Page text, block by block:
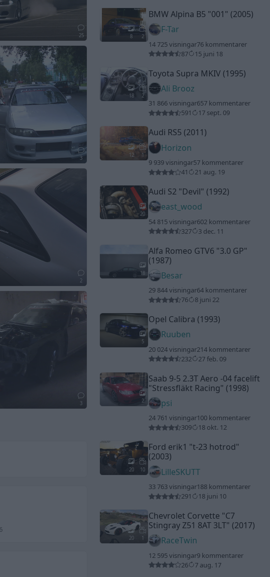
25
3
2
3
8 2
BMW Alpina B5 "001" (2005)
F-Tar
14 725 visningar76 kommentarer
87
15 juni 18
18 2
Toyota Supra MKIV (1995)
Ali Brooz
31 866 visningar657 kommentarer
591
17 sept. 09
12 1
Audi RS5 (2011)
Horizon
9 939 visningar57 kommentarer
41
21 aug. 19
20
Audi S2 "Devil" (1992)
east_wood
54 815 visningar602 kommentarer
327
3 dec. 11
18
Alfa Romeo GTV6 "3.0 GP"
(1987)
Besar
29 844 visningar64 kommentarer
76
8 juni 22
5
Opel Calibra (1993)
Ruuben
20 024 visningar214 kommentarer
232
27 feb. 09
2
Saab 9-5 2.3T Aero -04 facelift
"Stressfläkt Racing" (1998)
psi
24 761 visningar100 kommentarer
309
18 okt. 12
20 10
Ford erik1 "t-23 hotrod"
(2003)
LilleSKUTT
33 763 visningar188 kommentarer
291
18 juni 10
20 1
Chevrolet Corvette "C7
Stingray Z51 8AT 3LT" (2017)
RaceTwin
12 595 visningar9 kommentarer
26
7 aug. 17